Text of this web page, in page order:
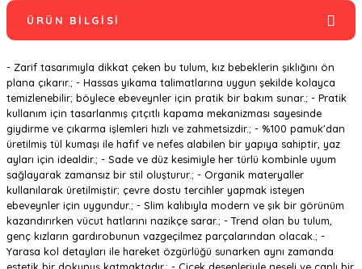
ÜRÜN BILGISI
- Zarif tasarımıyla dikkat çeken bu tulum, kız bebeklerin şıklığını ön
plana çıkarır.; - Hassas yıkama talimatlarına uygun şekilde kolayca
temizlenebilir; böylece ebeveynler için pratik bir bakım sunar.; - Pratik
kullanım için tasarlanmış çıtçıtlı kapama mekanizması sayesinde
giydirme ve çıkarma işlemleri hızlı ve zahmetsizdir.; - %100 pamuk'dan
üretilmiş tül kumaşı ile hafif ve nefes alabilen bir yapıya sahiptir, yaz
ayları için idealdir.; - Sade ve düz kesimiyle her türlü kombinle uyum
sağlayarak zamansız bir stil oluşturur.; - Organik materyaller
kullanılarak üretilmiştir; çevre dostu tercihler yapmak isteyen
ebeveynler için uygundur.; - Slim kalıbıyla modern ve şık bir görünüm
kazandırırken vücut hatlarını nazikçe sarar.; - Trend olan bu tulum,
genç kızların gardırobunun vazgeçilmez parçalarından olacak.; -
Yarasa kol detayları ile hareket özgürlüğü sunarken aynı zamanda